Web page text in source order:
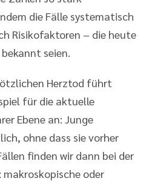
die Fälle systematisch
Risikofaktoren – die heute
seien.
Herztod führt
für die aktuelle
Ebene an: Junge
ohne dass sie vorher
finden wir dann bei der
oder